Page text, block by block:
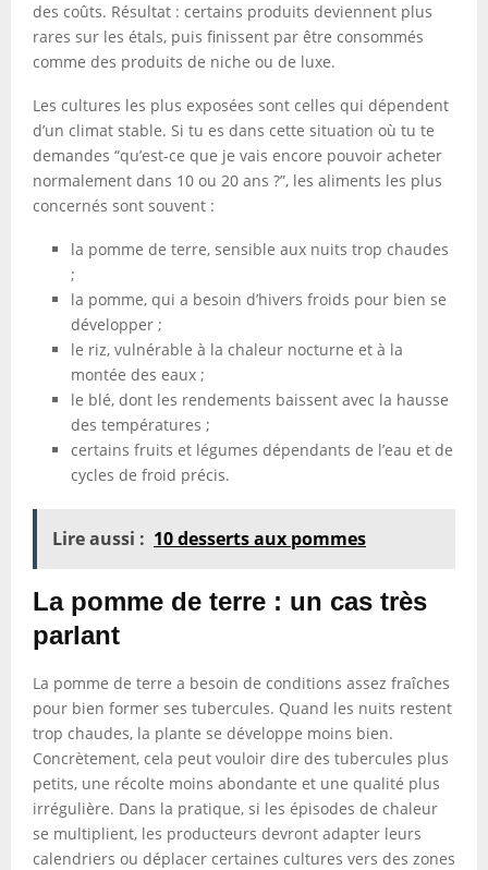
des coûts. Résultat : certains produits deviennent plus
rares sur les étals, puis finissent par être consommés
comme des produits de niche ou de luxe.
Les cultures les plus exposées sont celles qui dépendent
d’un climat stable. Si tu es dans cette situation où tu te
demandes “qu’est-ce que je vais encore pouvoir acheter
normalement dans 10 ou 20 ans ?”, les aliments les plus
concernés sont souvent :
la pomme de terre, sensible aux nuits trop chaudes
;
la pomme, qui a besoin d’hivers froids pour bien se
développer ;
le riz, vulnérable à la chaleur nocturne et à la
montée des eaux ;
le blé, dont les rendements baissent avec la hausse
des températures ;
certains fruits et légumes dépendants de l’eau et de
cycles de froid précis.
Lire aussi : 10 desserts aux pommes
La pomme de terre : un cas très
parlant
La pomme de terre a besoin de conditions assez fraîches
pour bien former ses tubercules. Quand les nuits restent
trop chaudes, la plante se développe moins bien.
Concrètement, cela peut vouloir dire des tubercules plus
petits, une récolte moins abondante et une qualité plus
irrégulière. Dans la pratique, si les épisodes de chaleur
se multiplient, les producteurs devront adapter leurs
calendriers ou déplacer certaines cultures vers des zones